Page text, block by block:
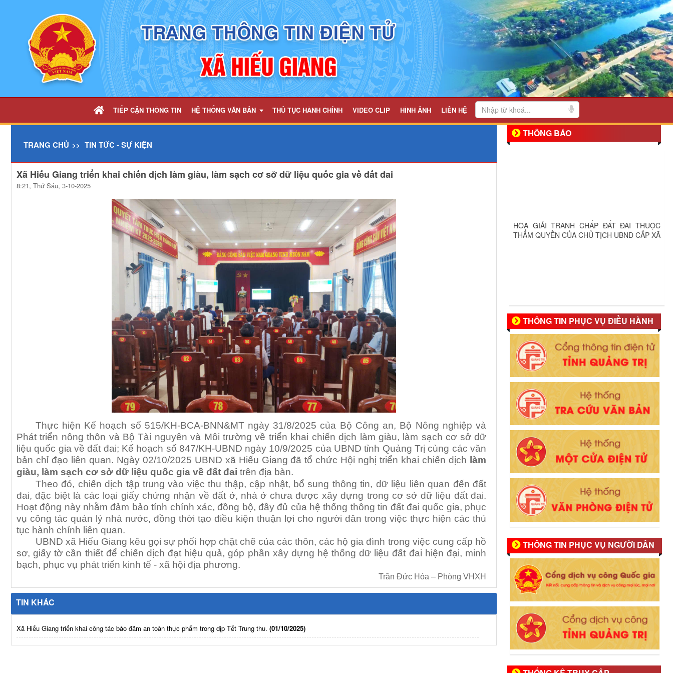
Chi tiết tin - UBND xã Hiếu Giang
TIẾP CẬN THÔNG TIN HỆ THỐNG VĂN BẢN THỦ TỤC HÀNH CHÍNH VIDEO CLIP HÌNH ẢNH LIÊN HỆ
TRANG CHỦ TIN TỨC - SỰ KIỆN
Xã Hiếu Giang triển khai chiến dịch làm giàu, làm sạch cơ sở dữ liệu quốc gia về đất đai
8:21, Thứ Sáu, 3-10-2025
Thực hiện Kế hoạch số 515/KH-BCA-BNN&MT ngày 31/8/2025 của Bộ Công an, Bộ Nông nghiệp và
Phát triển nông thôn và Bộ Tài nguyên và Môi trường về triển khai chiến dịch làm giàu, làm sạch cơ sở dữ
liệu quốc gia về đất đai; Kế hoạch số 847/KH-UBND ngày 10/9/2025 của UBND tỉnh Quảng Trị cùng các văn
bản chỉ đạo liên quan. Ngày 02/10/2025 UBND xã Hiếu Giang đã tổ chức Hội nghị triển khai chiến dịch làm
giàu, làm sạch cơ sở dữ liệu quốc gia về đất đai trên địa bàn.
Theo đó, chiến dịch tập trung vào việc thu thập, cập nhật, bổ sung thông tin, dữ liệu liên quan đến đất
đai, đặc biệt là các loại giấy chứng nhận về đất ở, nhà ở chưa được xây dựng trong cơ sở dữ liệu đất đai.
Hoạt động này nhằm đảm bảo tính chính xác, đồng bộ, đầy đủ của hệ thống thông tin đất đai quốc gia, phục
vụ công tác quản lý nhà nước, đồng thời tạo điều kiện thuận lợi cho người dân trong việc thực hiện các thủ
tục hành chính liên quan.
UBND xã Hiếu Giang kêu gọi sự phối hợp chặt chẽ của các thôn, các hộ gia đình trong việc cung cấp hồ
sơ, giấy tờ cần thiết để chiến dịch đạt hiệu quả, góp phần xây dựng hệ thống dữ liệu đất đai hiện đại, minh
bạch, phục vụ phát triển kinh tế - xã hội địa phương.
Trần Đức Hóa – Phòng VHXH
TIN KHÁC
Xã Hiếu Giang triển khai công tác bảo đảm an toàn thực phẩm trong dịp Tết Trung thu. (01/10/2025)
THÔNG BÁO
THẨM QUYỀN CỦA CHỦ TỊCH UBND CẤP XÃ
THÔNG TIN PHỤC VỤ ĐIỀU HÀNH
THÔNG TIN PHỤC VỤ NGƯỜI DÂN